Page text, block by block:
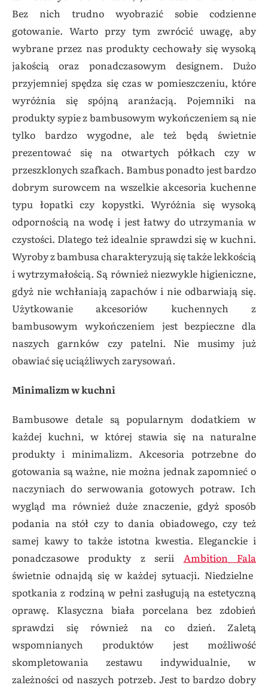
Bez nich trudno wyobrazić sobie codzienne
gotowanie. Warto przy tym zwrócić uwagę, aby
wybrane przez nas produkty cechowały się wysoką
jakością oraz ponadczasowym designem. Dużo
przyjemniej spędza się czas w pomieszczeniu, które
wyróżnia się spójną aranżacją. Pojemniki na
produkty sypie z bambusowym wykończeniem są nie
tylko bardzo wygodne, ale też będą świetnie
prezentować się na otwartych półkach czy w
przeszklonych szafkach. Bambus ponadto jest bardzo
dobrym surowcem na wszelkie akcesoria kuchenne
typu łopatki czy kopystki. Wyróżnia się wysoką
odpornością na wodę i jest łatwy do utrzymania w
czystości. Dlatego też idealnie sprawdzi się w kuchni.
Wyroby z bambusa charakteryzują się także lekkością
i wytrzymałością. Są również niezwykle higieniczne,
gdyż nie wchłaniają zapachów i nie odbarwiają się.
Użytkowanie akcesoriów kuchennych z
bambusowym wykończeniem jest bezpieczne dla
naszych garnków czy patelni. Nie musimy już
obawiać się uciążliwych zarysowań.
Minimalizm w kuchni
Bambusowe detale są popularnym dodatkiem w
każdej kuchni, w której stawia się na naturalne
produkty i minimalizm. Akcesoria potrzebne do
gotowania są ważne, nie można jednak zapomnieć o
naczyniach do serwowania gotowych potraw. Ich
wygląd ma również duże znaczenie, gdyż sposób
podania na stół czy to dania obiadowego, czy też
samej kawy to także istotna kwestia. Eleganckie i
ponadczasowe produkty z serii Ambition Fala
świetnie odnajdą się w każdej sytuacji. Niedzielne
spotkania z rodziną w pełni zasługują na estetyczną
oprawę. Klasyczna biała porcelana bez zdobień
sprawdzi się również na co dzień. Zaletą
wspomnianych produktów jest możliwość
skompletowania zestawu indywidualnie, w
zależności od naszych potrzeb. Jest to bardzo dobry